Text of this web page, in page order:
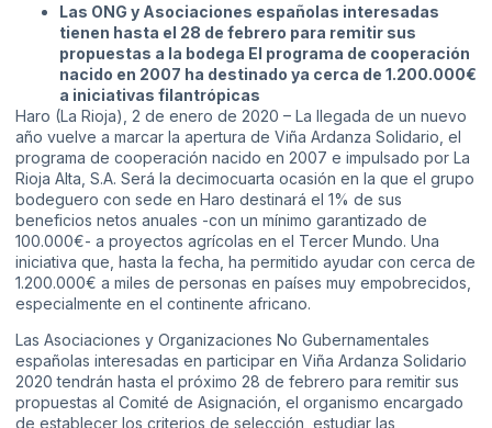
Las ONG y Asociaciones españolas interesadas
tienen hasta el 28 de febrero para remitir sus
propuestas a la bodega El programa de cooperación
nacido en 2007 ha destinado ya cerca de 1.200.000€
a iniciativas filantrópicas
Haro (La Rioja), 2 de enero de 2020 – La llegada de un nuevo
año vuelve a marcar la apertura de Viña Ardanza Solidario, el
programa de cooperación nacido en 2007 e impulsado por La
Rioja Alta, S.A. Será la decimocuarta ocasión en la que el grupo
bodeguero con sede en Haro destinará el 1% de sus
beneficios netos anuales -con un mínimo garantizado de
100.000€- a proyectos agrícolas en el Tercer Mundo. Una
iniciativa que, hasta la fecha, ha permitido ayudar con cerca de
1.200.000€ a miles de personas en países muy empobrecidos,
especialmente en el continente africano.
Las Asociaciones y Organizaciones No Gubernamentales
españolas interesadas en participar en Viña Ardanza Solidario
2020 tendrán hasta el próximo 28 de febrero para remitir sus
propuestas al Comité de Asignación, el organismo encargado
de establecer los criterios de selección, estudiar las